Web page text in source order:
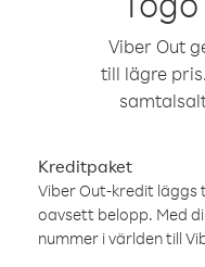
Viber Out
till lägre
Kreditpaket
Viber Out-kredit läggs
oavsett belopp. Med
nummer i världen till